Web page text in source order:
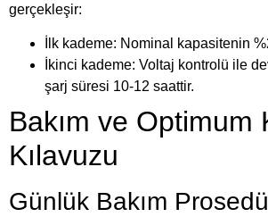
gerçekleşir:
İlk kademe: Nominal kapasitenin
İkinci kademe: Voltaj kontrolü ile
şarj süresi 10-12 saattir.
Bakım ve Optimum
Kılavuzu
Günlük Bakım